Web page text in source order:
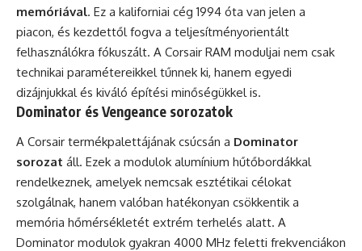
memóriával. Ez a kaliforniai cég 1994 óta van jelen a
piacon, és kezdettől fogva a teljesítményorientált
felhasználókra fókuszált. A Corsair RAM moduljai nem csak
technikai paramétereikkel tűnnek ki, hanem egyedi
dizájnjukkal és kiváló építési minőségükkel is.
Dominator és Vengeance sorozatok
A Corsair termékpalettájának csúcsán a Dominator
sorozat áll. Ezek a modulok alumínium hűtőbordákkal
rendelkeznek, amelyek nemcsak esztétikai célokat
szolgálnak, hanem valóban hatékonyan csökkentik a
memória hőmérsékletét extrém terhelés alatt. A
Dominator modulok gyakran 4000 MHz feletti frekvenciákon